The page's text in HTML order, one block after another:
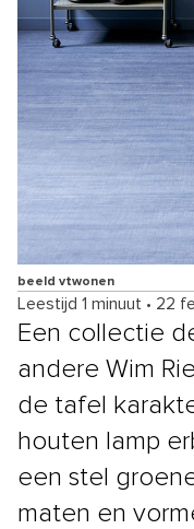
beeld vtwonen
Leestijd 1 minuut • 22
Een collectie
andere Wim
de tafel
houten lamp
een stel
maten en